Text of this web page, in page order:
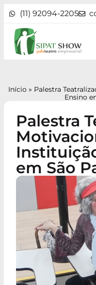
(11) 92094-2205
Início» Palestra
Ensino
Palestra
em São